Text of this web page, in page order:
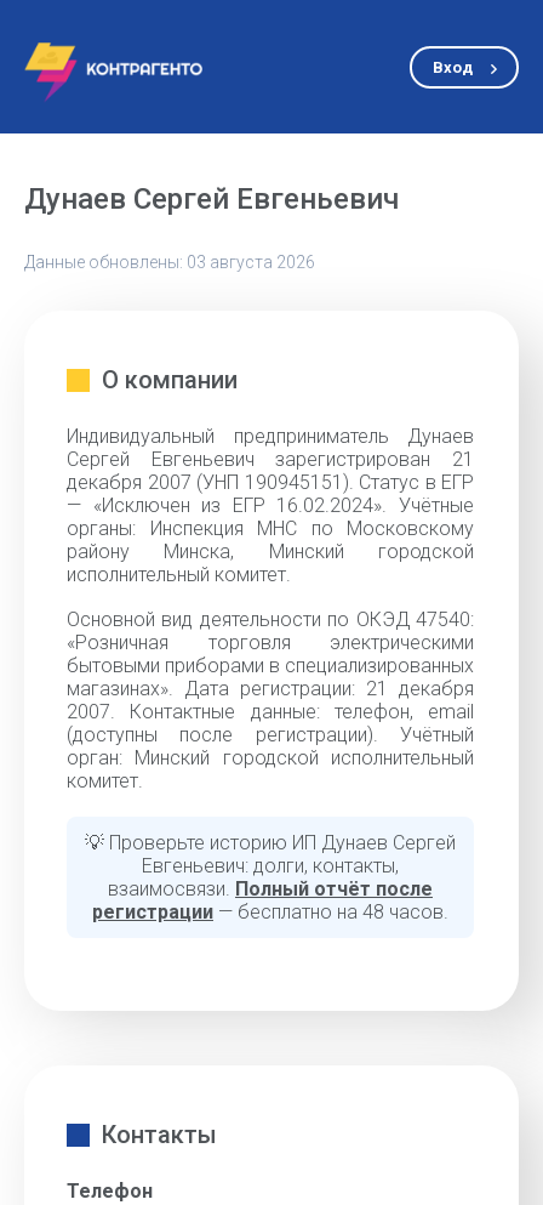
Вход
Дунаев Сергей Евгеньевич
Данные обновлены: 03 августа 2026
О компании
Индивидуальный предприниматель Дунаев
Сергей Евгеньевич зарегистрирован 21
декабря 2007 (УНП 190945151). Статус в ЕГР
— «Исключен из ЕГР 16.02.2024». Учётные
органы: Инспекция МНС по Московскому
району Минска, Минский городской
исполнительный комитет.
Основной вид деятельности по ОКЭД 47540:
«Розничная торговля электрическими
бытовыми приборами в специализированных
магазинах». Дата регистрации: 21 декабря
2007. Контактные данные: телефон, email
(доступны после регистрации). Учётный
орган: Минский городской исполнительный
комитет.
💡 Проверьте историю ИП Дунаев Сергей
Евгеньевич: долги, контакты,
взаимосвязи. Полный отчёт после
регистрации — бесплатно на 48 часов.
Контакты
Телефон